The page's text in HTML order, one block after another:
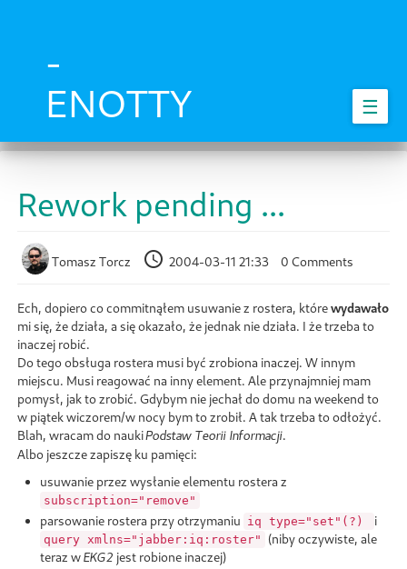
-
ENOTTY
☰
Rework pending ...
Tomasz Torcz 2004-03-11 21:33 0 Comments
Ech, dopiero co commitnąłem usuwanie z rostera, którewydawało
mi się, że działa, a się okazało, że jednak nie działa. I że trzeba to
inaczej robić.
Do tego obsługa rostera musi być zrobiona inaczej. W innym
miejscu. Musi reagować na inny element. Ale przynajmniej mam
pomysł, jak to zrobić. Gdybym nie jechał do domu na weekend to
w piątek wiczorem/w nocy bym to zrobił. A tak trzeba to odłożyć.
Blah, wracam do naukiPodstaw Teorii Informacji.
Albo jeszcze zapiszę ku pamięci:
usuwanie przez wysłanie elementu rostera z
subscription="remove"
parsowanie rostera przy otrzymaniu iq type="set"(?) i
query xmlns="jabber:iq:roster"
(niby oczywiste, ale
teraz wEKG2 jest robione inaczej)